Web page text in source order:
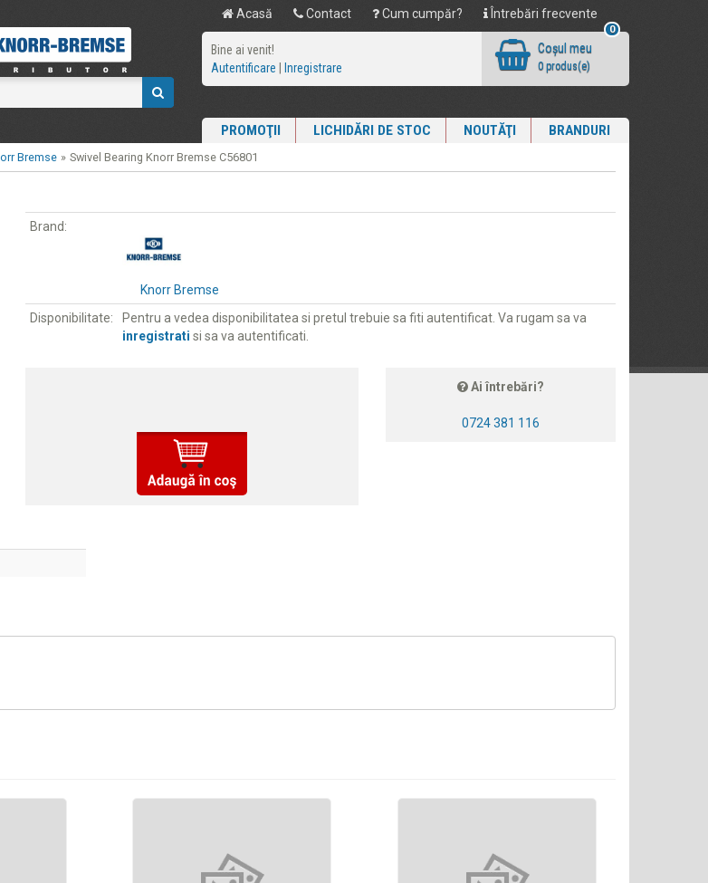
Acasă Contact Cum cumpăr? Întrebări frecvente
Bine ai venit!
Autentificare
Inregistrare
0
Coşul meu
0 produs(e)
PROMOŢII LICHIDĂRI DE STOC NOUTĂŢI BRANDURI
Bremse » Swivel Bearing Knorr Bremse C56801
Brand:
Knorr Bremse
Disponibilitate:
Pentru a vedea disponibilitatea si pretul trebuie sa fiti autentificat. Va rugam sa va
inregistrati si sa va autentificati.
Ai întrebări?
0724 381 116